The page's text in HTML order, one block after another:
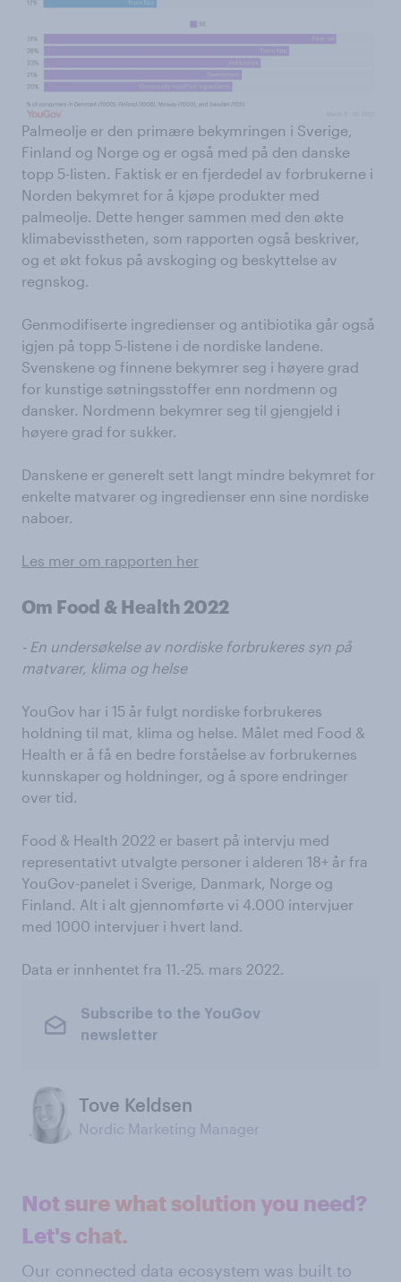
Palmeolje er den primære bekymringen i Sverige,
Finland og Norge og er også med på den danske
topp 5-listen. Faktisk er en fjerdedel av forbrukerne i
Norden bekymret for å kjøpe produkter med
palmeolje. Dette henger sammen med den økte
klimabevisstheten, som rapporten også beskriver,
og et økt fokus på avskoging og beskyttelse av
regnskog.
Genmodifiserte ingredienser og antibiotika går også
igjen på topp 5-listene i de nordiske landene.
Svenskene og finnene bekymrer seg i høyere grad
for kunstige søtningsstoffer enn nordmenn og
dansker. Nordmenn bekymrer seg til gjengjeld i
høyere grad for sukker.
Danskene er generelt sett langt mindre bekymret for
enkelte matvarer og ingredienser enn sine nordiske
naboer.
Les mer om rapporten her
Om Food & Health 2022
- En undersøkelse av nordiske forbrukeres syn på
matvarer, klima og helse
YouGov har i 15 år fulgt nordiske forbrukeres
holdning til mat, klima og helse. Målet med Food &
Health er å få en bedre forståelse av forbrukernes
kunnskaper og holdninger, og å spore endringer
over tid.
Food & Health 2022 er basert på intervju med
representativt utvalgte personer i alderen 18+ år fra
YouGov-panelet i Sverige, Danmark, Norge og
Finland. Alt i alt gjennomførte vi 4.000 intervjuer
med 1000 intervjuer i hvert land.
Data er innhentet fra 11.-25. mars 2022.
Subscribe to the YouGov
newsletter
Tove Keldsen
Nordic Marketing Manager
Not sure what solution you need?
Let's chat.
Our connected data ecosystem was built to